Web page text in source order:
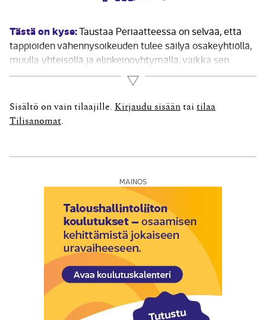
Tästä on kyse:Taustaa Periaatteessa on selvää, että
tappioiden vähennysoikeuden tulee säilyä osakeyhtiöllä,
muulla yhteisöllä ja elinkeinoyhtymällä, vaikka sen
osakkaat, jäsenet tai yhtiömiehet ovat vaihtuneet
tappiovuoden ja tappion vähentämisvuoden
välisenäaikana. Toisaalta on kuitenkin pidetty tärkeänä,
että tappioita kärsineiden yhteisöjen ja yhtymien
Lue lisää
Sisältö on vain tilaajille. Kirjaudu sisään tai tilaa
Tilisanomat
MAINOS